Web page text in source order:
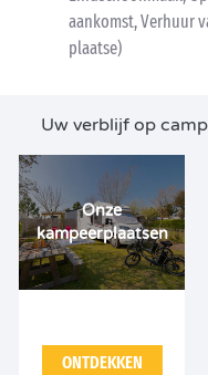
aankomst, Verhuur
plaatse)
Uw verblijf op
Onze
kampeerplaatsen
ONTDEKKEN